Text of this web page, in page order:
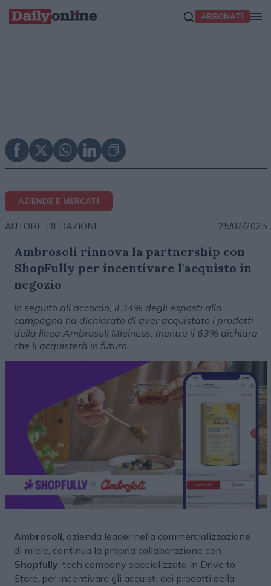
ABBONATI
AZIENDE E MERCATI
AUTORE: REDAZIONE 25/02/2025
Ambrosoli rinnova la partnership con
ShopFully per incentivare l'acquisto in
negozio
In seguito all’accordo, il 34% degli esposti alla
campagna ha dichiarato di aver acquistato i prodotti
della linea Ambrosoli Mielness, mentre il 63% dichiara
che li acquisterà in futuro
Ambrosoli, azienda leader nella commercializzazione
di miele, continua la propria collaborazione con
Shopfully, tech company specializzata in Drive to
Store, per incentivare gli acquisti dei prodotti della